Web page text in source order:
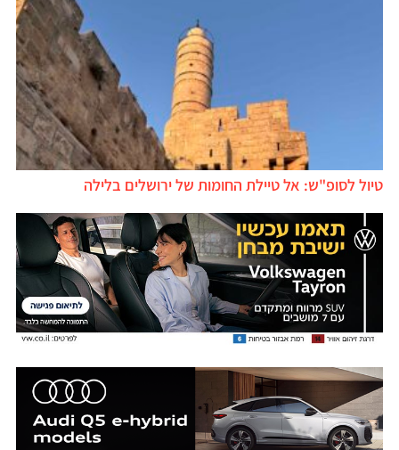
טיול לסופ"ש: אל טיילת החומות של ירושלים בלילה